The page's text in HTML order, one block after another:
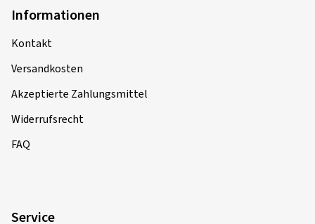
Informationen
Kontakt
Versandkosten
Akzeptierte Zahlungsmittel
Widerrufsrecht
FAQ
Service